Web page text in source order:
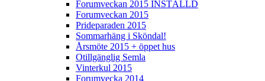
Forumveckan 2015 INSTÄLLD
Forumveckan 2015
Prideparaden 2015
Sommarhäng i Sköndal!
Årsmöte 2015 + öppet hus
Otillgänglig Semla
Vinterkul 2015
Forumvecka 2014